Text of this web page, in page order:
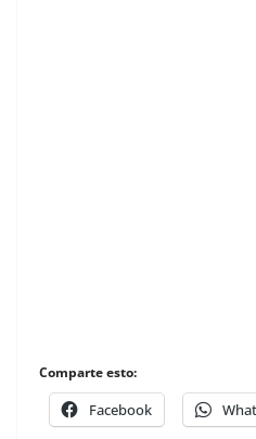
Comparte esto:
Facebook